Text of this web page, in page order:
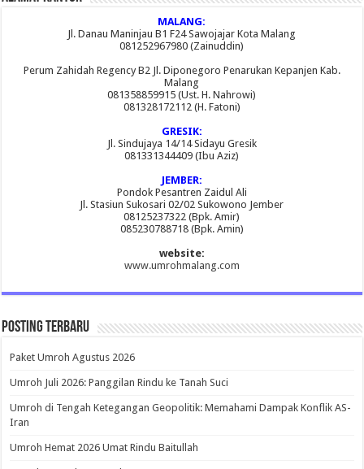
MALANG:
Jl. Danau Maninjau B1 F24 Sawojajar Kota Malang
081252967980 (Zainuddin)
Perum Zahidah Regency B2 Jl. Diponegoro Penarukan Kepanjen Kab.
Malang
081358859915 (Ust. H. Nahrowi)
081328172112 (H. Fatoni)
GRESIK:
Jl. Sindujaya 14/14 Sidayu Gresik
081331344409 (Ibu Aziz)
JEMBER:
Pondok Pesantren Zaidul Ali
Jl. Stasiun Sukosari 02/02 Sukowono Jember
08125237322 (Bpk. Amir)
085230788718 (Bpk. Amin)
website:
www.umrohmalang.com
Posting Terbaru
Paket Umroh Agustus 2026
Umroh Juli 2026: Panggilan Rindu ke Tanah Suci
Umroh di Tengah Ketegangan Geopolitik: Memahami Dampak Konflik AS-
Iran
Umroh Hemat 2026 Umat Rindu Baitullah